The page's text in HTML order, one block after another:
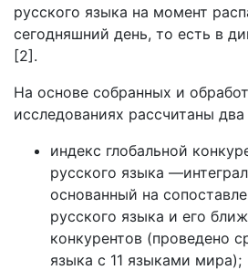
русского языка на момент
сегодняшний день, то есть в
[2].
На основе собранных и
исследованиях рассчитаны
индекс глобальной
русского языка
основанный на
русского языка и его
конкурентов (проведено
языка с 11 языками мира);